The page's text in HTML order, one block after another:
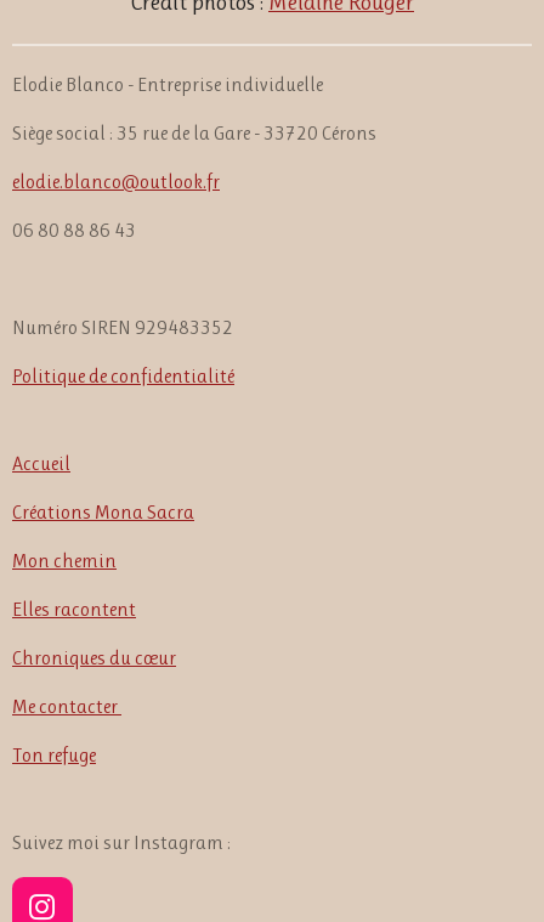
Elodie Blanco - Entreprise individuelle
Siège social : 35 rue de la Gare - 33720 Cérons
elodie.blanco@outlook.fr
06 80 88 86 43
Numéro SIREN 929483352
Politique de confidentialité
Accueil
Créations Mona Sacra
Mon chemin
Elles racontent
Chroniques du cœur
Me contacter
Ton refuge
Suivez moi sur Instagram :